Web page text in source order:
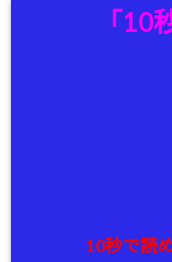
「10
10秒で読